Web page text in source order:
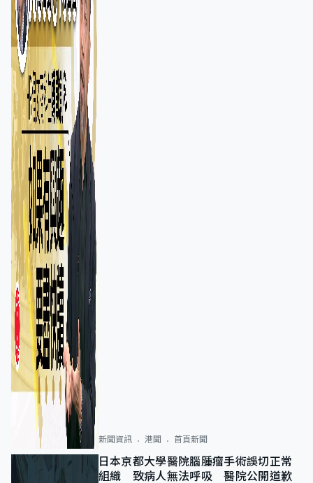
新聞資訊 港聞 首頁新聞
日本京都大學醫院腦腫瘤手術誤切正常
組織 致病人無法呼吸 醫院公開道歉